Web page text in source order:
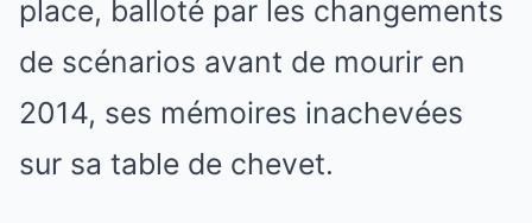
place, balloté par les changements
de scénarios avant de mourir en
2014, ses mémoires inachevées
sur sa table de chevet.